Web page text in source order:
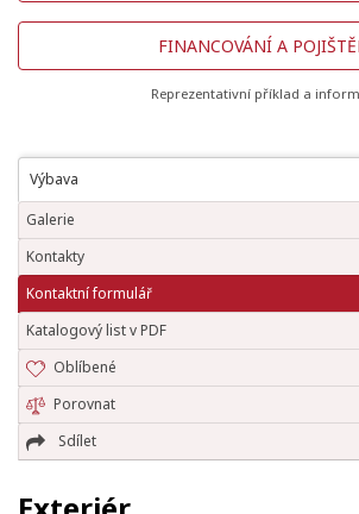
FINANCOVÁNÍ A
Reprezentativní příklad a
Výbava
Galerie
Kontakty
Kontaktní formulář
Katalogový list v PDF
Oblíbené
Porovnat
Sdílet